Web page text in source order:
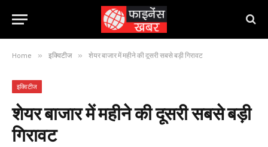
Home » इक्विटीज » शेयर बाजार में महीने की दूसरी सबसे बड़ी गिरावट
इक्विटीज
शेयर बाजार में महीने की दूसरी सबसे बड़ी
गिरावट